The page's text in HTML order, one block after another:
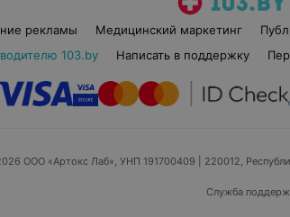
рекламы Медицинский маркетинг
103.by
Написать в поддержку
ООО «Артокс Лаб», УНП 191700409 | 220012,
Служба